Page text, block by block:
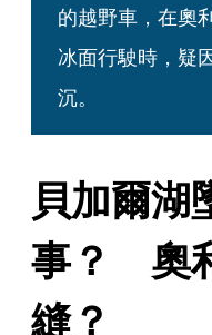
的越野車，在奧
冰面行駛時，疑
沉。
貝加爾湖
事？　奧
縫？